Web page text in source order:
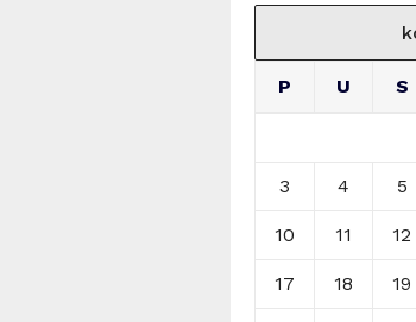
P U S
3 4 5
10 11 12
17 18 19